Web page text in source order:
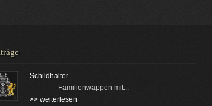
Schildhalter
Familienwappen mit...
>> weiterlesen